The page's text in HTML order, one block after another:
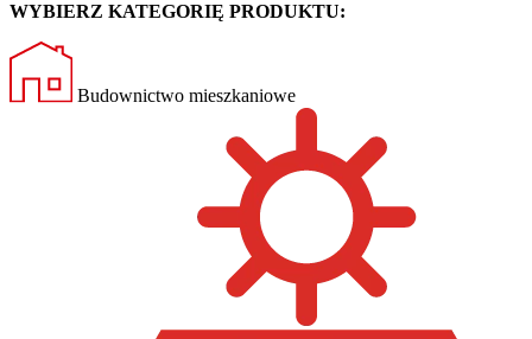
WYBIERZ KATEGORIĘ PRODUKTU:
Budownictwo mieszkaniowe